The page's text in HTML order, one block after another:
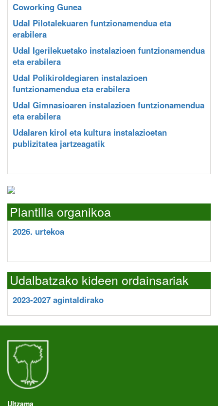
Coworking Gunea
Udal Pilotalekuaren funtzionamendua eta
erabilera
Udal Igerilekuetako instalazioen funtzionamendua
eta erabilera
Udal Polikiroldegiaren instalazioen
funtzionamendua eta erabilera
Udal Gimnasioaren instalazioen funtzionamendua
eta erabilera
Udalaren kirol eta kultura instalazioetan
publizitatea jartzeagatik
Plantilla organikoa
2026. urtekoa
Udalbatzako kideen ordainsariak
2023-2027 agintaldirako
Ultzama